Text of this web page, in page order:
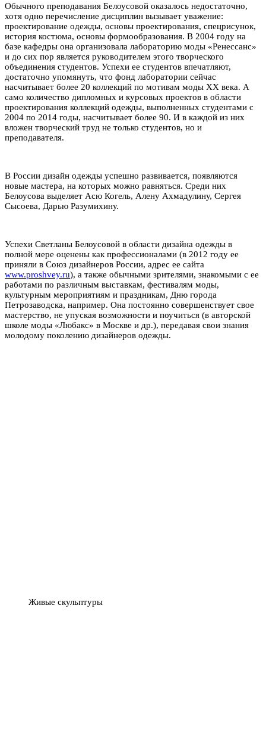
Обычного преподавания Белоусовой оказалось недостаточно,
хотя одно перечисление дисциплин вызывает уважение:
проектирование одежды, основы проектирования, спецрисунок,
история костюма, основы формообразования. В 2004 году на
базе кафедры она организовала лабораторию моды «Ренессанс»
и до сих пор является руководителем этого творческого
объединения студентов. Успехи ее студентов впечатляют,
достаточно упомянуть, что фонд лаборатории сейчас
насчитывает более 20 коллекций по мотивам моды XX века. А
само количество дипломных и курсовых проектов в области
проектирования коллекций одежды, выполненных студентами с
2004 по 2014 годы, насчитывает более 90. И в каждой из них
вложен творческий труд не только студентов, но и
преподавателя.
В России дизайн одежды успешно развивается, появляются
новые мастера, на которых можно равняться. Среди них
Белоусова выделяет Асю Когель, Алену Ахмадулину, Сергея
Сысоева, Дарью Разумихину.
Успехи Светланы Белоусовой в области дизайна одежды в
полной мере оценены как профессионалами (в 2012 году ее
приняли в Союз дизайнеров России, адрес ее сайта
www.proshvey.ru), а также обычными зрителями, знакомыми с ее
работами по различным выставкам, фестивалям моды,
культурным мероприятиям и праздникам, Дню города
Петрозаводска, например. Она постоянно совершенствует свое
мастерство, не упуская возможности и поучиться (в авторской
школе моды «Любакс» в Москве и др.), передавая свои знания
молодому поколению дизайнеров одежды.
Живые скульптуры